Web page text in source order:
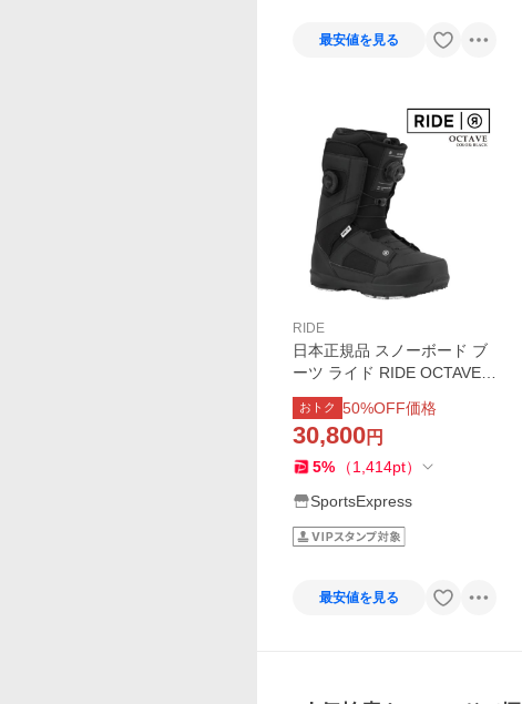
最安値を見る
RIDE
日本正規品 スノーボード ブ
ーツ ライド RIDE OCTAVE B
lack オクターブ メンズ 25-2
6
おトク 50%OFF価格
30,800円
5% （1,414pt）
SportsExpress
最安値を見る